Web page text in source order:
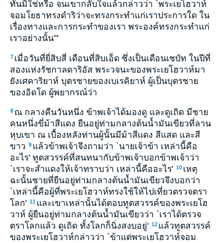
ทันมิใช่หรือ จนเขากลับใจแล้วกล่าวว่า `พระเยโฮวาห์
จอมโยธาทรงดำริว่าจะทรงกระทำแก่เราประการใด ใน
เรื่องทางและการกระทำของเรา พระองค์ทรงกระทำแก่
เราอย่างนั้น'"
7 เมื่อวันที่ยี่สิบสี่ เดือนที่สิบเอ็ด ซึ่งเป็นเดือนเชบัท ในปีที่
สองแห่งรัชกาลดาริอัส พระวจนะของพระเยโฮวาห์มา
ยังเศคาริยาห์ บุตรชายของเบเรคิยาห์ ผู้เป็นบุตรชาย
ของอิดโด ผู้พยากรณ์ว่า
8 ณ กลางคืนวันหนึ่ง ข้าพเจ้าได้มองดู และดูเถิด มีชาย
คนหนึ่งขี่ม้าสีแดง ยืนอยู่ท่ามกลางต้นน้ำมันเขียวที่ลาน
หุบเขา ณ เบื้องหลังท่านผู้นั้นมีม้าสีแดง สีแสด และสี
ขาว 9 แล้วข้าพเจ้าจึงถามว่า `นายเจ้าข้า เหล่านี้คือ
อะไร' ทูตสวรรค์ที่สนทนากับข้าพเจ้าบอกข้าพเจ้าว่า
`เราจะสำแดงให้เจ้าทราบว่า เหล่านี้คืออะไร' 10 เหตุ
ฉะนั้นชายที่ยืนอยู่ท่ามกลางต้นน้ำมันเขียวจึงบอกว่า
`เหล่านี้คือผู้ที่พระเยโฮวาห์ทรงใช้ให้ไปเที่ยวตรวจตรา
โลก' 11 และเขาเหล่านั้นได้ตอบทูตสวรรค์ของพระเยโฮ
วาห์ ผู้ยืนอยู่ท่ามกลางต้นน้ำมันเขียวว่า `เราได้ตรวจ
ตราโลกแล้ว ดูเถิด ทั้งโลกก็นิ่งสงบอยู่' 12 แล้วทูตสวรรค์
ของพระเยโฮวาห์กล่าวว่า `ข้าแต่พระเยโฮวาห์จอม